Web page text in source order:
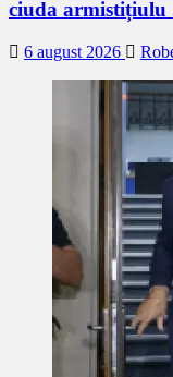
ciuda
6 august 2026